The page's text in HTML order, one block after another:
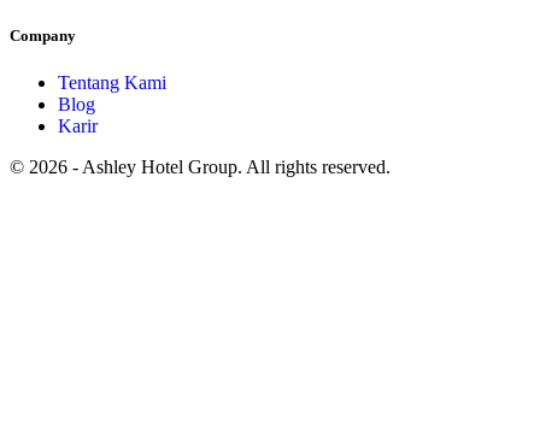
Company
Tentang Kami
Blog
Karir
© 2026 - Ashley Hotel Group. All rights reserved.